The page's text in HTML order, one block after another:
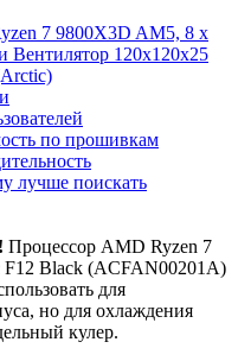
7 9800X3D AM5, 8 x
Вентилятор 120x120x25
по прошивкам
лучше поискать
Процессор AMD Ryzen 7
Black (ACFAN00201A)
для
но для охлаждения
кулер.